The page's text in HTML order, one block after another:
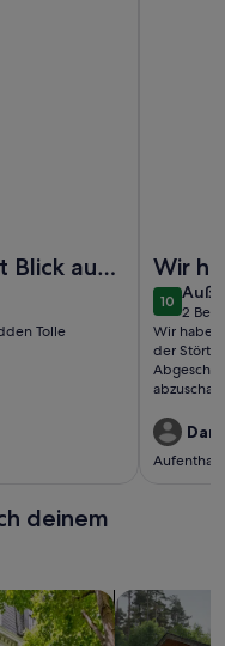
Blick auf
Tolle
Wir
wohl ..
1010 von
2
(2
Wir haben
der
fehlt
herzlich
deinem
Ferienwohnungen oder
Suche nach